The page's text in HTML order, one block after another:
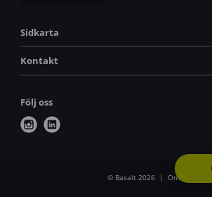
Sidkarta
Kontakt
Följ oss
i
l
© Basalt 2026 Om cookies